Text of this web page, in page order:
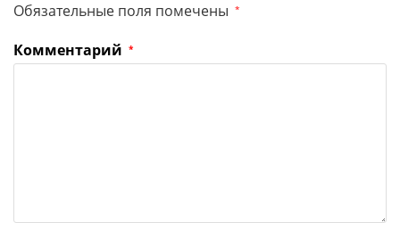
Обязательные поля помечены *
Комментарий *